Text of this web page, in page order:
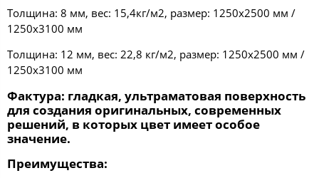
Толщина: 8 мм, вес: 15,4кг/м2, размер: 1250х2500 мм /
1250х3100 мм
Толщина: 12 мм, вес: 22,8 кг/м2, размер: 1250х2500 мм /
1250х3100 мм
Фактура: гладкая, ультраматовая поверхность
для создания оригинальных, современных
решений, в которых цвет имеет особое
значение.
Преимущества: